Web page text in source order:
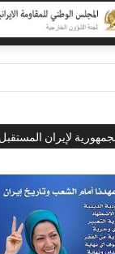
لإيران المستقبل